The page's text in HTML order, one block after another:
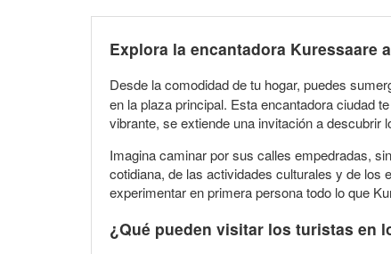
Explora la encantadora Kuressaare
Desde la comodidad de tu hogar, puedes
en la plaza principal. Esta encantadora ciudad
vibrante, se extiende una invitación a
Imagina caminar por sus calles empedradas,
cotidiana, de las actividades culturales y de los
experimentar en primera persona todo lo que
¿Qué pueden visitar los turistas en